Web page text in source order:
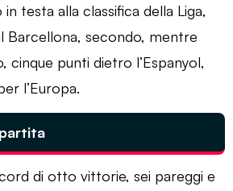
testa alla classifica della Liga,
Barcellona, ​​secondo, mentre
cinque punti dietro l’Espanyol,
l’Europa.
di otto vittorie, sei pareggi e